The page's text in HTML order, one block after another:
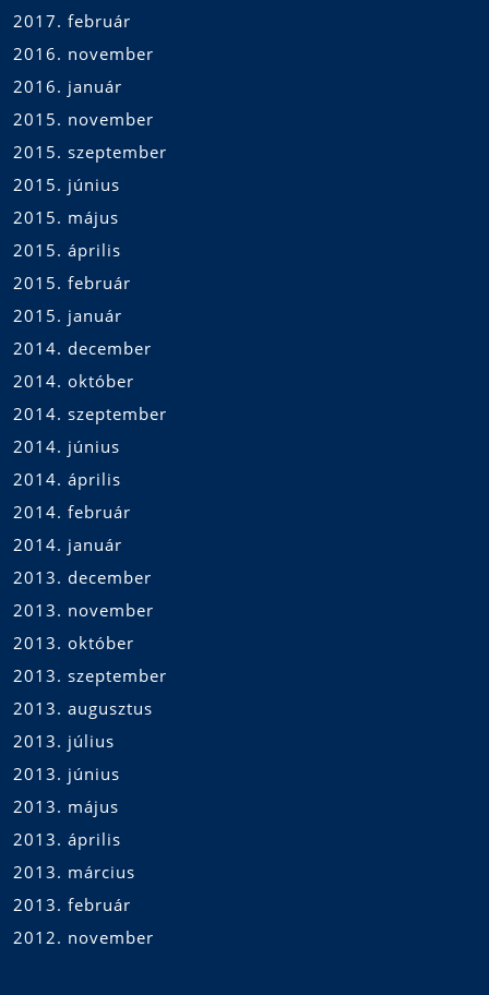
2017. február
2016. november
2016. január
2015. november
2015. szeptember
2015. június
2015. május
2015. április
2015. február
2015. január
2014. december
2014. október
2014. szeptember
2014. június
2014. április
2014. február
2014. január
2013. december
2013. november
2013. október
2013. szeptember
2013. augusztus
2013. július
2013. június
2013. május
2013. április
2013. március
2013. február
2012. november